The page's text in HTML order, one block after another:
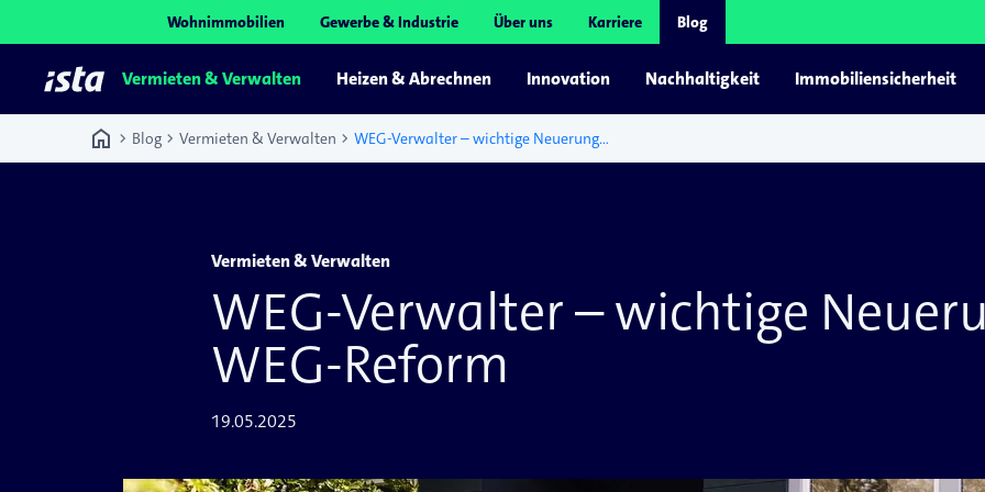
Wohnimmobilien Gewerbe & Industrie Über uns Karriere Blog
Vermieten & Verwalten Heizen & Abrechnen Innovation Nachhaltigkeit Immobiliensicherheit
home chevron_right Blog chevron_right Vermieten & Verwalten chevron_right WEG-Verwalter – wichtige Neuerungen der WEG-Reform
Vermieten & Verwalten
WEG-Verwalter – wichtige
WEG-Reform
19.05.2025